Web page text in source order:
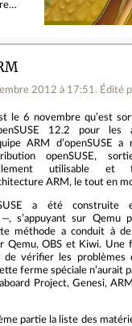
2012 à 17:51 . Édité
le 6 novembre qu’est
12.2 pour les
ARM d’openSUSE
openSUSE,
utilisable et
ARM, le tout en
a été construite
—, s’appuyant sur Qemu
méthode a conduit à
Qemu, OBS et Kiwi. Une
de vérifier les problèmes
ferme spéciale n’aurait
Project, Genesi,
partie la liste des